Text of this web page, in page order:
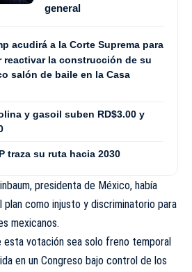
general
acudirá a la Corte Suprema para
reactivar la construcción de su
salón de baile en la Casa
y gasoil suben RD$3.00 y
traza su ruta hacia 2030
presidenta de México, había
plan como injusto y discriminatorio para
mexicanos.
esta votación sea solo freno temporal
en un Congreso bajo control de los